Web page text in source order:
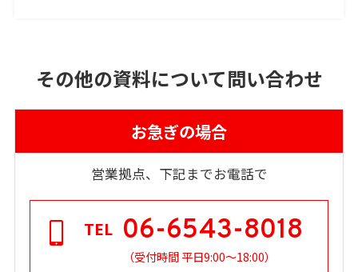
その他の資料について問い合わせ
お急ぎの場合
営業拠点、下記までお電話で
TEL 06-6543-8018
（受付時間 平日9:00～18:00）